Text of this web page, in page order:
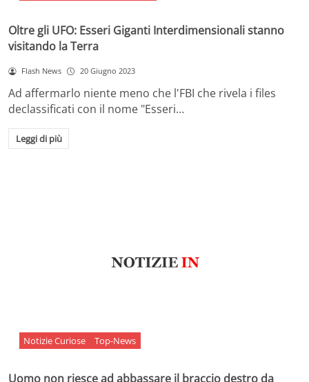
Oltre gli UFO: Esseri Giganti Interdimensionali stanno
visitando la Terra
Flash News 20 Giugno 2023
Ad affermarlo niente meno che l'FBI che rivela i files
declassificati con il nome "Esseri…
Leggi di più
Notizie Curiose Top-News
Uomo non riesce ad abbassare il braccio destro da